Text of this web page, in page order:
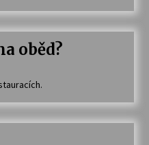
oběd?